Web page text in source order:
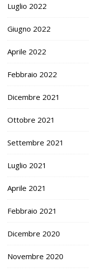
Luglio 2022
Giugno 2022
Aprile 2022
Febbraio 2022
Dicembre 2021
Ottobre 2021
Settembre 2021
Luglio 2021
Aprile 2021
Febbraio 2021
Dicembre 2020
Novembre 2020